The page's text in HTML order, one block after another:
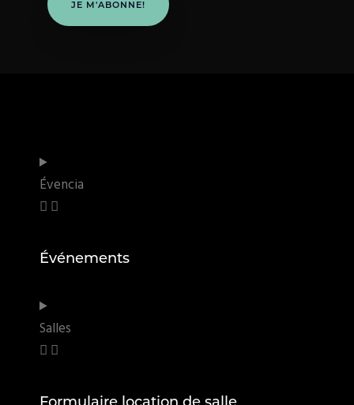
JE M'ABONNE!
Évencia
Événements
Salles
Formulaire location de salle